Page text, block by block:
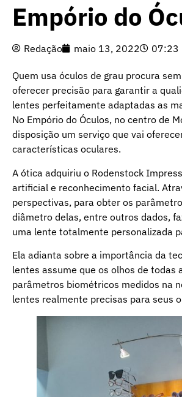
Empório do
Redação maio 13, 2022 07:23
Quem usa óculos de grau procura
oferecer precisão para garantir a
lentes perfeitamente adaptadas as
No Empório do Óculos, no centro de
disposição um serviço que vai
características oculares.
A ótica adquiriu o Rodenstock
artificial e reconhecimento facial.
perspectivas, para obter os
diâmetro delas, entre outros dados,
uma lente totalmente personalizada
Ela adianta sobre a importância da
lentes assume que os olhos de todas
parâmetros biométricos medidos na
lentes realmente precisas para seus